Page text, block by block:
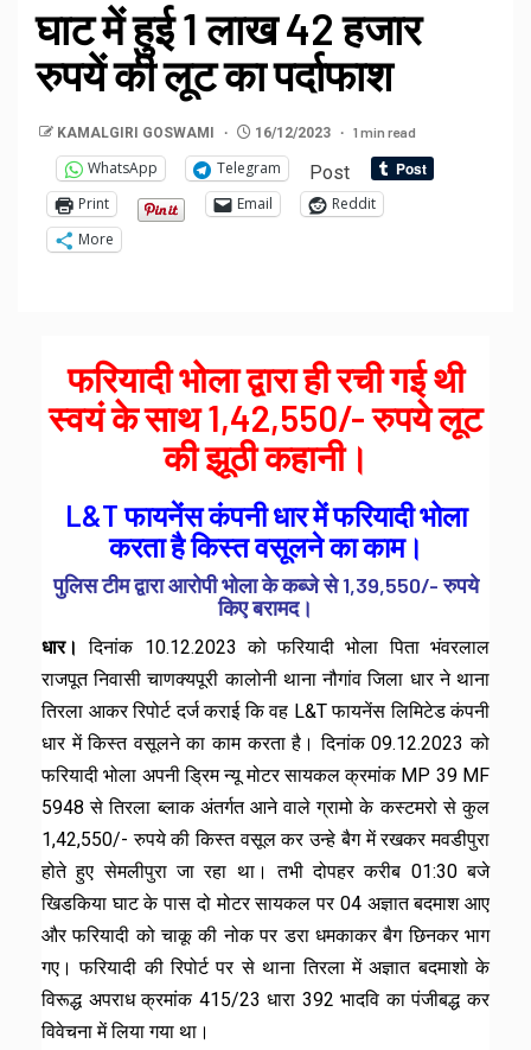
घाट में हुई 1 लाख 42 हजार
रुपयें की लूट का पर्दाफाश
KAMALGIRI GOSWAMI 16/12/2023 1 min read
WhatsApp Telegram Post
Print Email
Reddit
More
फरियादी भोला द्वारा ही रची गई थी
स्वयं के साथ 1,42,550/- रुपये लूट
की झूठी कहानी।
L&T फायनेंस कंपनी धार में फरियादी भोला
करता है किस्त वसूलने का काम।
पुलिस टीम द्वारा आरोपी भोला के कब्जे से 1,39,550/- रुपये
किए बरामद।
धार। दिनांक 10.12.2023 को फरियादी भोला पिता भंवरलाल
राजपूत निवासी चाणक्यपूरी कालोनी थाना नौगांव जिला धार ने थाना
तिरला आकर रिपोर्ट दर्ज कराई कि वह L&T फायनेंस लिमिटेड कंपनी
धार में किस्त वसूलने का काम करता है। दिनांक 09.12.2023 को
फरियादी भोला अपनी ड्रिम न्यू मोटर सायकल क्रमांक MP 39 MF
5948 से तिरला ब्लाक अंतर्गत आने वाले ग्रामो के कस्टमरो से कुल
1,42,550/- रुपये की किस्त वसूल कर उन्हे बैग में रखकर मवडीपुरा
होते हुए सेमलीपुरा जा रहा था। तभी दोपहर करीब 01:30 बजे
खिडकिया घाट के पास दो मोटर सायकल पर 04 अज्ञात बदमाश आए
और फरियादी को चाकू की नोक पर डरा धमकाकर बैग छिनकर भाग
गए। फरियादी की रिपोर्ट पर से थाना तिरला में अज्ञात बदमाशो के
विरूद्ध अपराध क्रमांक 415/23 धारा 392 भादवि का पंजीबद्ध कर
विवेचना में लिया गया था।